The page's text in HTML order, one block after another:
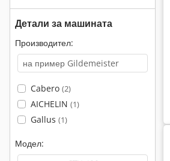
Детали за машината
Производител:
Cabero (2)
AICHELIN (1)
Gallus (1)
Модел: